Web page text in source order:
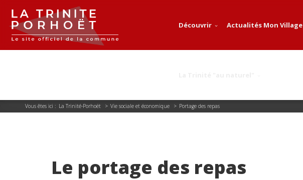
Découvrir Actualités Mon Village
Vous êtes ici : La Trinité-Porhoët > Vie sociale et économique > Portage des repas
Le portage des repas